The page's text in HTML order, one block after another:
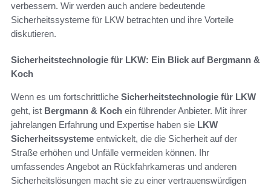
verbessern. Wir werden auch andere bedeutende
Sicherheitssysteme für LKW betrachten und ihre Vorteile
diskutieren.
Sicherheitstechnologie für LKW: Ein Blick auf Bergmann &
Koch
Wenn es um fortschrittliche Sicherheitstechnologie für LKW
geht, ist Bergmann & Koch ein führender Anbieter. Mit ihrer
jahrelangen Erfahrung und Expertise haben sie LKW
Sicherheitssysteme entwickelt, die die Sicherheit auf der
Straße erhöhen und Unfälle vermeiden können. Ihr
umfassendes Angebot an Rückfahrkameras und anderen
Sicherheitslösungen macht sie zu einer vertrauenswürdigen